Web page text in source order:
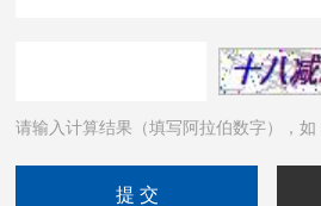
请输入计算结果（填写阿拉伯数字），如